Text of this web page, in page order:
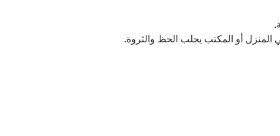
المنزل أو المكتب يجلب الحظ والثروة.